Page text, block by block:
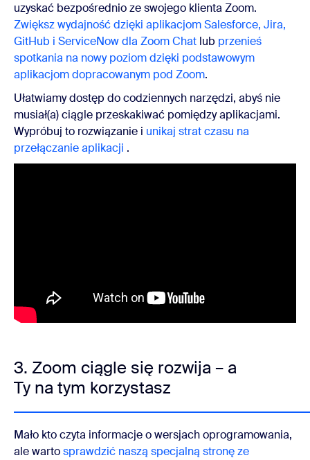
uzyskać bezpośrednio ze swojego klienta Zoom.
Zwiększ wydajność dzięki aplikacjom Salesforce, Jira,
GitHub i ServiceNow dla Zoom Chat lub przenieś
spotkania na nowy poziom dzięki podstawowym
aplikacjom dopracowanym pod Zoom.
Ułatwiamy dostęp do codziennych narzędzi, abyś nie
musiał(a) ciągle przeskakiwać pomiędzy aplikacjami.
Wypróbuj to rozwiązanie i unikaj strat czasu na
przełączanie aplikacji .
3. Zoom ciągle się rozwija – a
Ty na tym korzystasz
Mało kto czyta informacje o wersjach oprogramowania,
ale wartosprawdzić naszą specjalną stronę ze